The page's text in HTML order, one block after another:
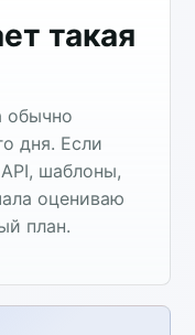
такая
обычно
дня. Если
шаблоны,
оцениваю
план.